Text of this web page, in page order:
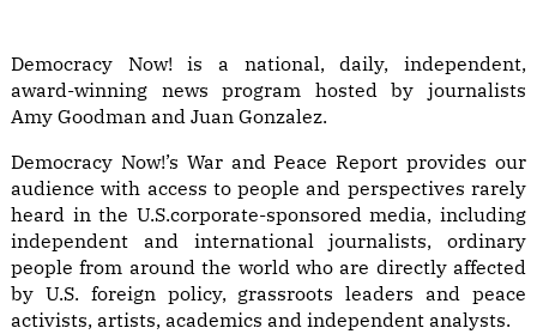
Democracy Now! is a national, daily, independent,
award-winning news program hosted by journalists
Amy Goodman and Juan Gonzalez.
Democracy Now!’s War and Peace Report provides our
audience with access to people and perspectives rarely
heard in the U.S.corporate-sponsored media, including
independent and international journalists, ordinary
people from around the world who are directly affected
by U.S. foreign policy, grassroots leaders and peace
activists, artists, academics and independent analysts.